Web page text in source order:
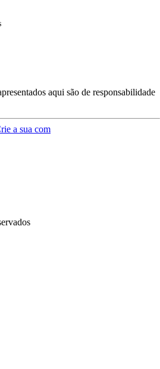
aqui são de responsabilidade
a sua com